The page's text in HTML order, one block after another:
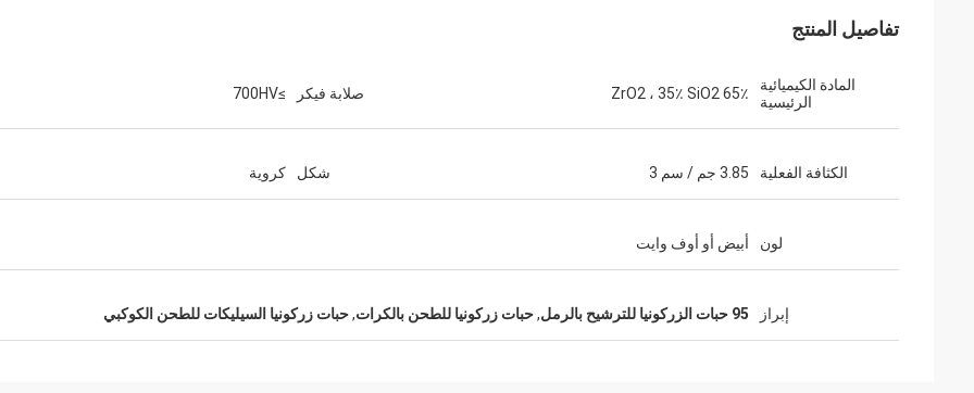
تفاصيل المنتج
المادة الكيميائية
الرئيسية
65٪ ZrO2 ، 35٪ SiO2 صلابة فيكر ≥700HV
الكثافة الفعلية 3.85 جم / سم 3 شكل كروية
لون أبيض أو أوف وايت
إبراز 95 حبات الزركونيا للترشيح بالرمل ,حبات زركونيا للطحن بالكرات,حبات زركونيا السيليكات للطحن الكوكبي